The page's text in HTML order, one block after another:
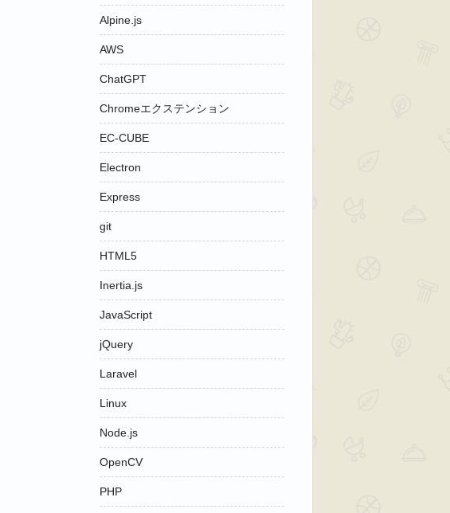
Alpine.js
AWS
ChatGPT
Chromeエクステンション
EC-CUBE
Electron
Express
git
HTML5
Inertia.js
JavaScript
jQuery
Laravel
Linux
Node.js
OpenCV
PHP